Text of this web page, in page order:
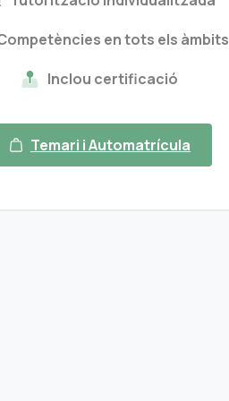
en tots els àmbits
Inclou certificació
Temari i Automatrícula